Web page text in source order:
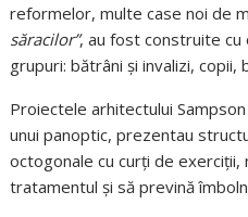
reformelor, multe case noi de
săracilor”, au fost construite
grupuri: bătrâni și invalizi, copii,
Proiectele arhitectului
unui panoptic, prezentau
octogonale cu curți de exerciții,
tratamentul și să prevină